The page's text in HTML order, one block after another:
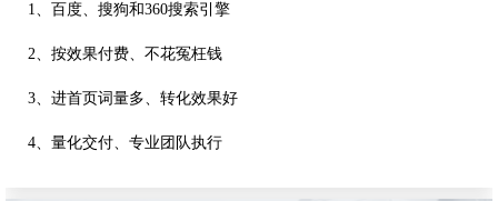
1、百度、搜狗和360搜索引擎
2、按效果付费、不花冤枉钱
3、进首页词量多、转化效果好
4、量化交付、专业团队执行